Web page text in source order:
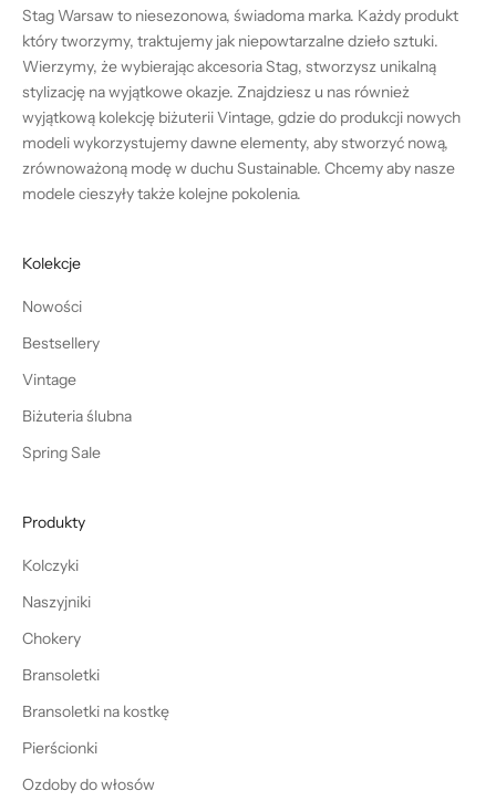
Stag Warsaw to niesezonowa, świadoma marka. Każdy produkt
który tworzymy, traktujemy jak niepowtarzalne dzieło sztuki.
Wierzymy, że wybierając akcesoria Stag, stworzysz unikalną
stylizację na wyjątkowe okazje. Znajdziesz u nas również
wyjątkową kolekcję biżuterii Vintage, gdzie do produkcji nowych
modeli wykorzystujemy dawne elementy, aby stworzyć nową,
zrównoważoną modę w duchu Sustainable. Chcemy aby nasze
modele cieszyły także kolejne pokolenia.
Kolekcje
Nowości
Bestsellery
Vintage
Biżuteria ślubna
Spring Sale
Produkty
Kolczyki
Naszyjniki
Chokery
Bransoletki
Bransoletki na kostkę
Pierścionki
Ozdoby do włosów